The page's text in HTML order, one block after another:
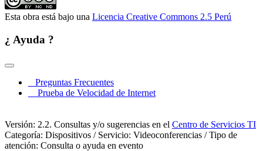
Esta obra está bajo una Licencia Creative Commons 2.5 Perú
¿ Ayuda ?
Preguntas Frecuentes
Prueba de Velocidad de Internet
Versión: 2.2. Consultas y/o sugerencias en el Centro de Servicios TI
Categoría: Dispositivos / Servicio: Videoconferencias / Tipo de
atención: Consulta o ayuda en evento